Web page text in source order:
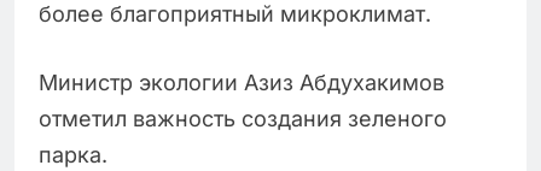
более благоприятный микроклимат.
Министр экологии Азиз Абдухакимов
отметил важность создания зеленого
парка.